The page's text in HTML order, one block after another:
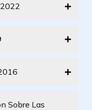
Sobre Las